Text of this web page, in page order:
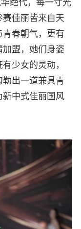
绝代，每一寸光
佳丽皆来自天
春朝气，更有
盟，她们身姿
少女的灵动，
出一道兼具青
中式佳丽国风